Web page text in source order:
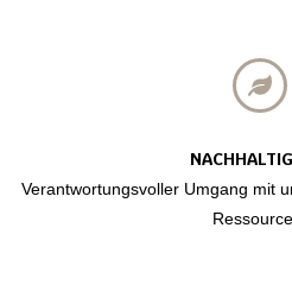
Verantwortungsvoller Umgang mit